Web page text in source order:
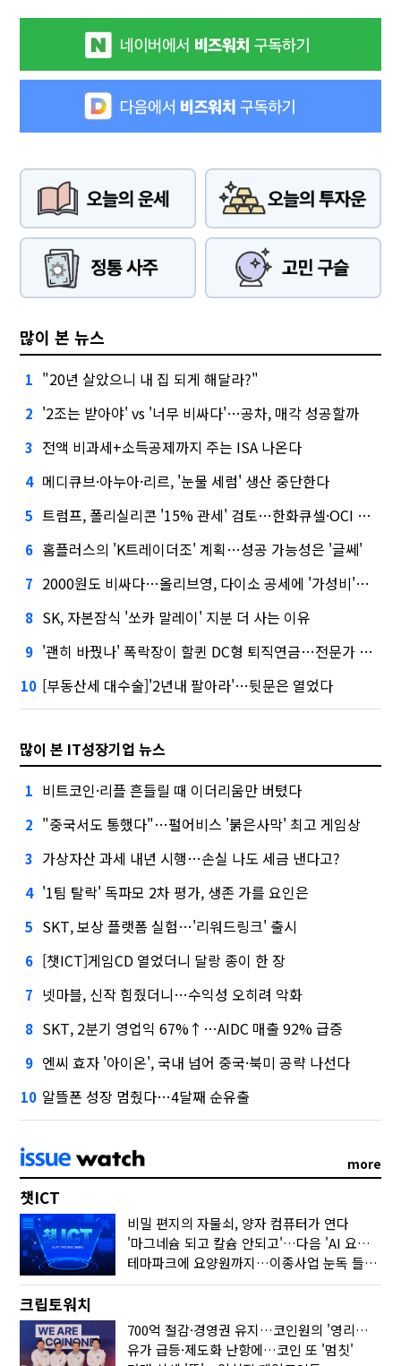
많이 본 뉴스
1 "20년 살았으니 내 집 되게 해달라?"
2 '2조는 받아야' vs '너무 비싸다'…공차, 매각 성공할까
3 전액 비과세+소득공제까지 주는 ISA 나온다
4 메디큐브·아누아·리르, '눈물 세럼' 생산 중단한다
5 트럼프, 폴리실리콘 '15% 관세' 검토…한화큐셀·OCI 영향은?
6 홈플러스의 'K트레이더조' 계획…성공 가능성은 '글쎄'
7 2000원도 비싸다…올리브영, 다이소 공세에 '가성비'로 맞불
8 SK, 자본잠식 '쏘카 말레이' 지분 더 사는 이유
9 '괜히 바꿨나' 폭락장이 할퀸 DC형 퇴직연금…전문가 조언은
10 [부동산세 대수술]'2년내 팔아라'…뒷문은 열었다
많이 본 IT성장기업 뉴스
1 비트코인·리플 흔들릴 때 이더리움만 버텼다
2 "중국서도 통했다"…펄어비스 '붉은사막' 최고 게임상
3 가상자산 과세 내년 시행…손실 나도 세금 낸다고?
4 '1팀 탈락' 독파모 2차 평가, 생존 가를 요인은
5 SKT, 보상 플랫폼 실험…'리워드링크' 출시
6 [챗ICT]게임CD 열었더니 달랑 종이 한 장
7 넷마블, 신작 힘줬더니…수익성 오히려 악화
8 SKT, 2분기 영업익 67%↑…AIDC 매출 92% 급증
9 엔씨 효자 '아이온', 국내 넘어 중국·북미 공략 나선다
10 알뜰폰 성장 멈췄다…4달째 순유출
more
챗ICT
비밀 편지의 자물쇠, 양자 컴퓨터가 연다
'마그네슘 되고 칼슘 안되고'…다음 'AI 요약' 갈 길은
테마파크에 요양원까지…이종사업 눈독 들이는 게임사
크립토워치
700억 절감·경영권 유지…코인원의 '영리한 딜'
유가 급등·제도화 난항에…코인 또 '멈칫'